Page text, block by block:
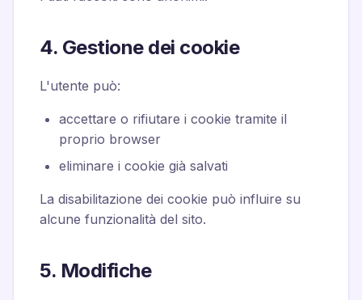
4. Gestione dei cookie
L'utente può:
accettare o rifiutare i cookie tramite il
proprio browser
eliminare i cookie già salvati
La disabilitazione dei cookie può influire su
alcune funzionalità del sito.
5. Modifiche